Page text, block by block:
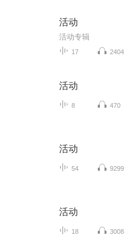
活动
活动专辑
17 2404
活动
8 470
活动
54 9299
活动
18 3008